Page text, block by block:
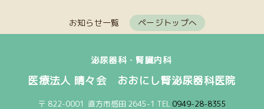
お知らせ一覧 ページトップへ
泌尿器科・腎臓内科
医療法人 晴々会 おおにし腎泌尿器科医院
〒 822-0001 直方市感田 2645-1 TEL 0949-28-8355